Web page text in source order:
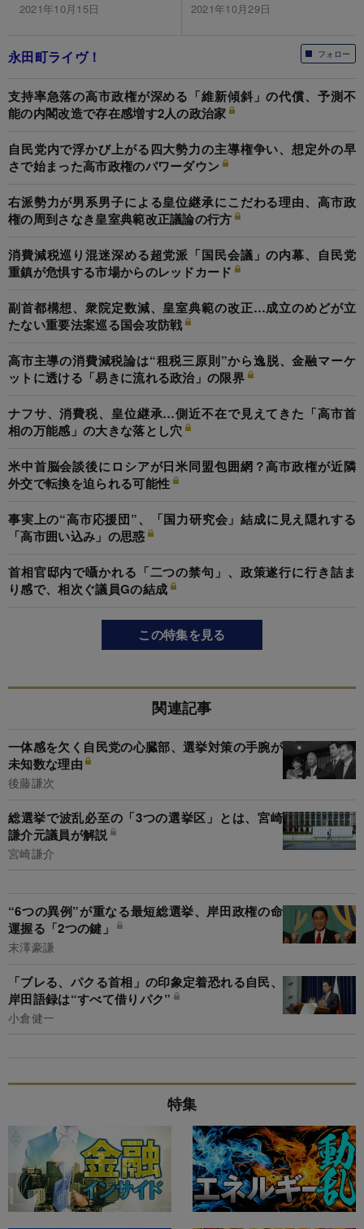
2021年10月15日 2021年10月29日
フォロー
永田町ライヴ！
支持率急落の高市政権が深める「維新傾斜」の代償、予測不
能の内閣改造で存在感増す2人の政治家
自民党内で浮かび上がる四大勢力の主導権争い、想定外の早
さで始まった高市政権のパワーダウン
右派勢力が男系男子による皇位継承にこだわる理由、高市政
権の周到さなき皇室典範改正議論の行方
消費減税巡り混迷深める超党派「国民会議」の内幕、自民党
重鎮が危惧する市場からのレッドカード
副首都構想、衆院定数減、皇室典範の改正…成立のめどが立
たない重要法案巡る国会攻防戦
高市主導の消費減税論は“租税三原則”から逸脱、金融マーケ
ットに透ける「易きに流れる政治」の限界
ナフサ、消費税、皇位継承…側近不在で見えてきた「高市首
相の万能感」の大きな落とし穴
米中首脳会談後にロシアが日米同盟包囲網？高市政権が近隣
外交で転換を迫られる可能性
事実上の“高市応援団”、「国力研究会」結成に見え隠れする
「高市囲い込み」の思惑
首相官邸内で囁かれる「二つの禁句」、政策遂行に行き詰ま
り感で、相次ぐ議員Gの結成
この特集を見る
関連記事
一体感を欠く自民党の心臓部、選挙対策の手腕が
未知数な理由
後藤謙次
総選挙で波乱必至の「3つの選挙区」とは、宮崎
謙介元議員が解説
宮崎謙介
“6つの異例”が重なる最短総選挙、岸田政権の命
運握る「2つの鍵」
末澤豪謙
「ブレる、パクる首相」の印象定着恐れる自民、
岸田語録は“すべて借りパク”
小倉健一
特集